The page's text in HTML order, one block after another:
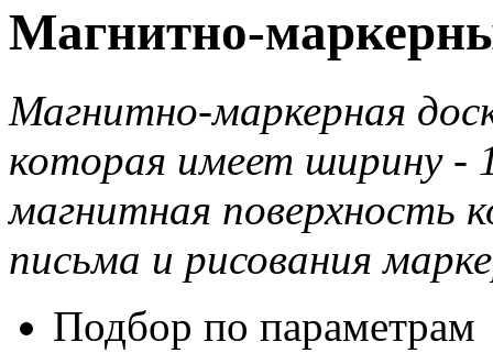
Магнитно-
Магнитно-маркерная
которая имеет ширину -
магнитная поверхность
письма и рисования
Подбор по параметрам